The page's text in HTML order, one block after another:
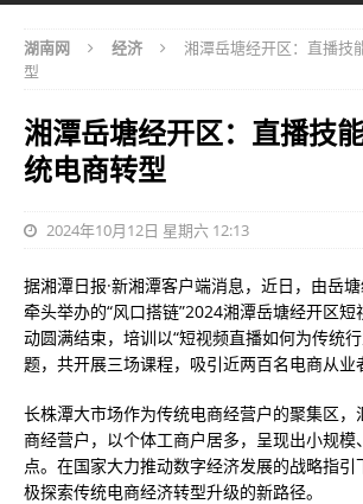
湖南网 经济
湘潭岳塘经开区：直播技
型
湘潭岳塘经开区：直播技
统电商转型
2024年10月12日 星期六 12:13
据湘潭日报·新湘潭客户端消息，近日，由岳
牵头举办的“风口搭链”2024湘潭岳塘经开区
动圆满结束，培训以“短视频直播如何为传统
题，共开展三场课程，吸引近两百名电商从业
长株潭大市场作为传统电商经营户的聚集区
商经营户，以个体工商户居多，呈现出小规模
点。在国家大力推动数字经济发展的战略指引
极探索传统电商经济转型升级的新路径。